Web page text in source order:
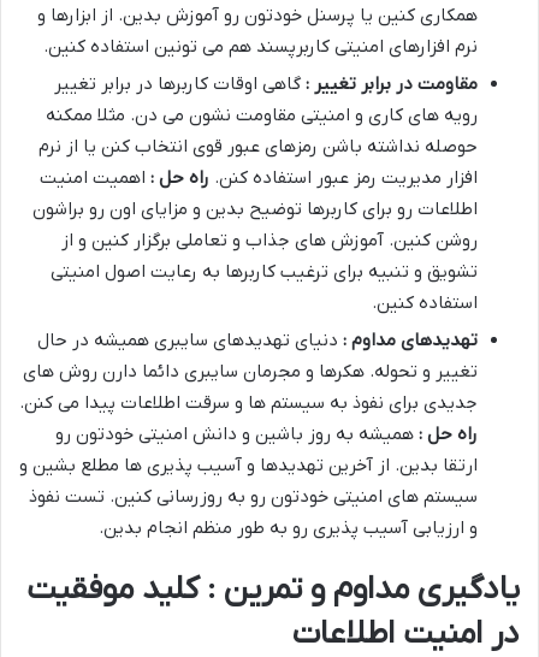
همکاری کنین یا پرسنل خودتون رو آموزش بدین. از ابزارها و
نرم افزارهای امنیتی کاربرپسند هم می تونین استفاده کنین.
مقاومت در برابر تغییر : گاهی اوقات کاربرها در برابر تغییر
رویه های کاری و امنیتی مقاومت نشون می دن. مثلا ممکنه
حوصله نداشته باشن رمزهای عبور قوی انتخاب کنن یا از نرم
افزار مدیریت رمز عبور استفاده کنن. راه حل : اهمیت امنیت
اطلاعات رو برای کاربرها توضیح بدین و مزایای اون رو براشون
روشن کنین. آموزش های جذاب و تعاملی برگزار کنین و از
تشویق و تنبیه برای ترغیب کاربرها به رعایت اصول امنیتی
استفاده کنین.
تهدیدهای مداوم : دنیای تهدیدهای سایبری همیشه در حال
تغییر و تحوله. هکرها و مجرمان سایبری دائما دارن روش های
جدیدی برای نفوذ به سیستم ها و سرقت اطلاعات پیدا می کنن.
راه حل : همیشه به روز باشین و دانش امنیتی خودتون رو
ارتقا بدین. از آخرین تهدیدها و آسیب پذیری ها مطلع بشین و
سیستم های امنیتی خودتون رو به روزرسانی کنین. تست نفوذ
و ارزیابی آسیب پذیری رو به طور منظم انجام بدین.
یادگیری مداوم و تمرین : کلید موفقیت
در امنیت اطلاعات